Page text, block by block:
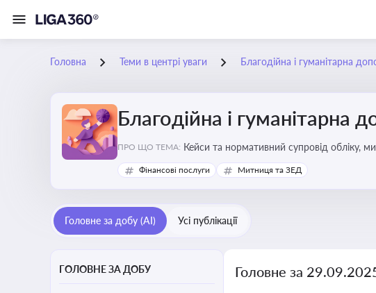
Головна Теми в центрі уваги Благодійна і гуманітарна
Благодійна і гуманітарна
ПРО ЩО ТЕМА: Кейси та нормативний супровід обліку,
Фінансові послуги Митниця та ЗЕД
Головне за добу (AI) Усі публікації
ГОЛОВНЕ ЗА ДОБУ Головне за